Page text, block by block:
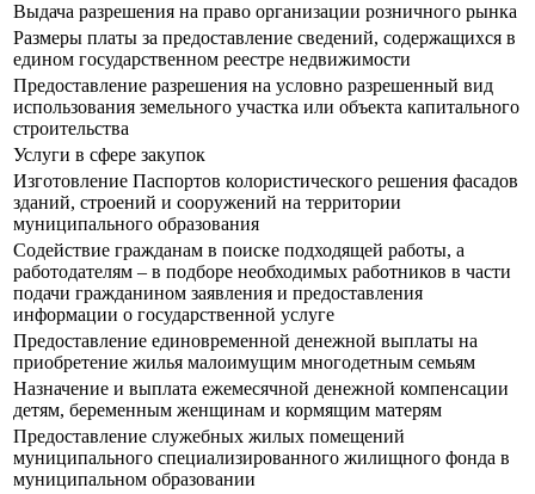
Выдача разрешения на право организации розничного рынка
Размеры платы за предоставление сведений, содержащихся в
едином государственном реестре недвижимости
Предоставление разрешения на условно разрешенный вид
использования земельного участка или объекта капитального
строительства
Услуги в сфере закупок
Изготовление Паспортов колористического решения фасадов
зданий, строений и сооружений на территории
муниципального образования
Содействие гражданам в поиске подходящей работы, а
работодателям – в подборе необходимых работников в части
подачи гражданином заявления и предоставления
информации о государственной услуге
Предоставление единовременной денежной выплаты на
приобретение жилья малоимущим многодетным семьям
Назначение и выплата ежемесячной денежной компенсации
детям, беременным женщинам и кормящим матерям
Предоставление служебных жилых помещений
муниципального специализированного жилищного фонда в
муниципальном образовании